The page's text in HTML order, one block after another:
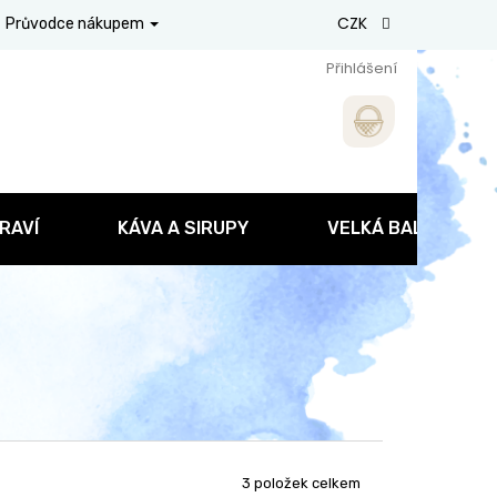
Průvodce nákupem CZK
Přihlášení
KÁVA A SIRUPY VELKÁ BALENÍ
3 položek celkem